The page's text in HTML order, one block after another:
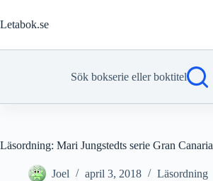
till
innehåll
Letabok.se
Sök bokserie eller boktitel
Läsordning: Mari Jungstedts serie Gran Canaria
Joel april 3, 2018 Läsordning